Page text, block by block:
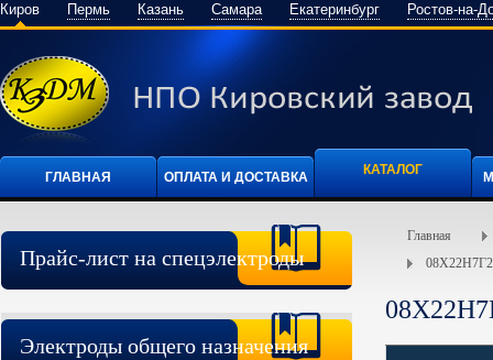
Киров Пермь Казань Самара Екатеринбург Ростов-на-
ГЛАВНАЯ ОПЛАТА И ДОСТАВКА КАТАЛОГ
Прайс-лист на спецэлектроды
Электроды общего назначения
Главная